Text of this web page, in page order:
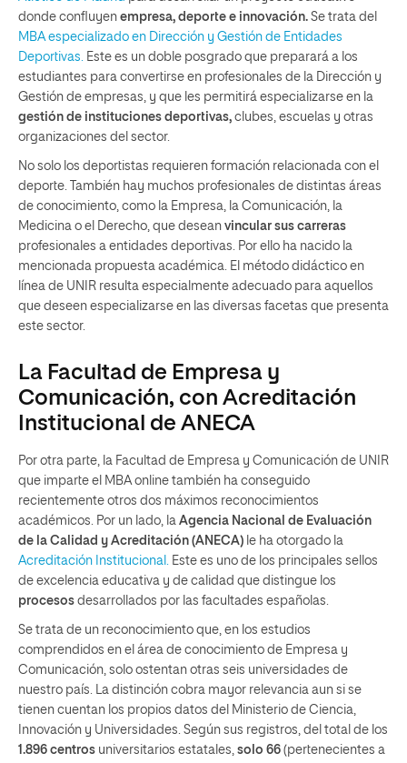
donde confluyen empresa, deporte e innovación. Se trata del
MBA especializado en Dirección y Gestión de Entidades
Deportivas. Este es un doble posgrado que preparará a los
estudiantes para convertirse en profesionales de la Dirección y
Gestión de empresas, y que les permitirá especializarse en la
gestión de instituciones deportivas, clubes, escuelas y otras
organizaciones del sector.
No solo los deportistas requieren formación relacionada con el
deporte. También hay muchos profesionales de distintas áreas
de conocimiento, como la Empresa, la Comunicación, la
Medicina o el Derecho, que desean vincular sus carreras
profesionales a entidades deportivas. Por ello ha nacido la
mencionada propuesta académica. El método didáctico en
línea de UNIR resulta especialmente adecuado para aquellos
que deseen especializarse en las diversas facetas que presenta
este sector.
La Facultad de Empresa y
Comunicación, con Acreditación
Institucional de ANECA
Por otra parte, la Facultad de Empresa y Comunicación de UNIR
que imparte el MBA online también ha conseguido
recientemente otros dos máximos reconocimientos
académicos. Por un lado, la Agencia Nacional de Evaluación
de la Calidad y Acreditación (ANECA) le ha otorgado la
Acreditación Institucional . Este es uno de los principales sellos
de excelencia educativa y de calidad que distingue los
procesos desarrollados por las facultades españolas.
Se trata de un reconocimiento que, en los estudios
comprendidos en el área de conocimiento de Empresa y
Comunicación, solo ostentan otras seis universidades de
nuestro país. La distinción cobra mayor relevancia aun si se
tienen cuentan los propios datos del Ministerio de Ciencia,
Innovación y Universidades. Según sus registros, del total de los
1.896 centros universitarios estatales, solo 66 (pertenecientes a